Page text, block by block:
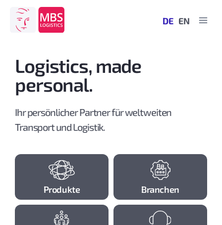
Inhalt
springen
DE EN
Logistics, made
personal.
Ihr persönlicher Partner für weltweiten
Transport und Logistik.
Produkte Branchen